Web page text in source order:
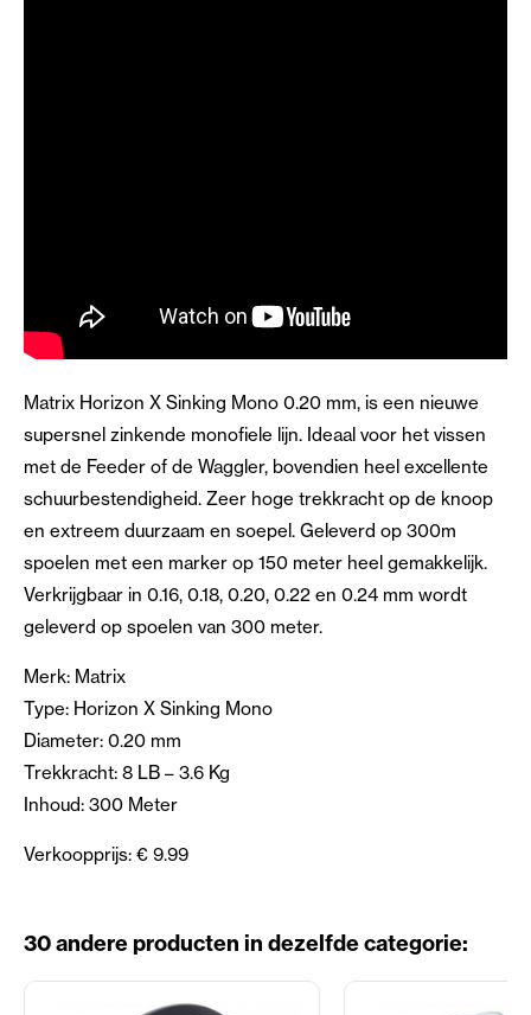
Matrix Horizon X Sinking Mono 0.20 mm, is een nieuwe
supersnel zinkende monofiele lijn. Ideaal voor het vissen
met de Feeder of de Waggler, bovendien heel excellente
schuurbestendigheid. Zeer hoge trekkracht op de knoop
en extreem duurzaam en soepel. Geleverd op 300m
spoelen met een marker op 150 meter heel gemakkelijk.
Verkrijgbaar in 0.16, 0.18, 0.20, 0.22 en 0.24 mm wordt
geleverd op spoelen van 300 meter.
Merk: Matrix
Type: Horizon X Sinking Mono
Diameter: 0.20 mm
Trekkracht: 8 LB – 3.6 Kg
Inhoud: 300 Meter
Verkoopprijs: € 9.99
30 andere producten in dezelfde categorie: